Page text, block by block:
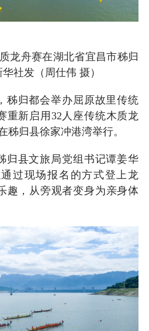
龙舟赛在湖北省宜昌市秭归
社发（周仕伟 摄）
秭归都会举办屈原故里传统
重新启用32人座传统木质龙
秭归县徐家冲港湾举行。
归县文旅局党组书记谭姜华
过现场报名的方式登上龙
趣，从旁观者变身为亲身体